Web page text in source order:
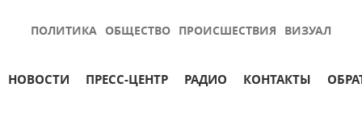
ПОЛИТИКА ОБЩЕСТВО ПРОИСШЕСТВИЯ ВИЗУАЛ
НОВОСТИ ПРЕСС-ЦЕНТР РАДИО КОНТАКТЫ